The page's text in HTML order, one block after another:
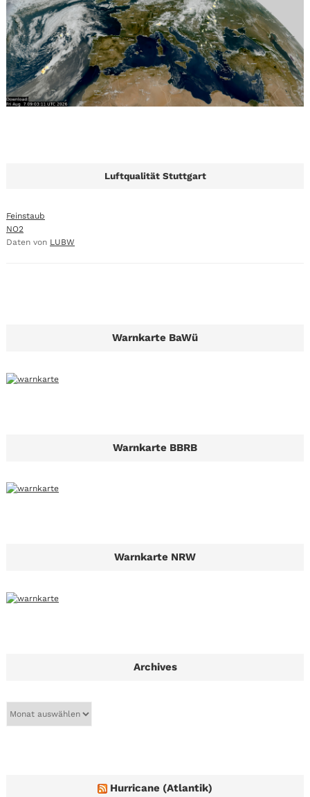
Luftqualität Stuttgart
Feinstaub
NO2
Daten von LUBW
Warnkarte BaWü
Warnkarte BBRB
Warnkarte NRW
Archives
Hurricane (Atlantik)